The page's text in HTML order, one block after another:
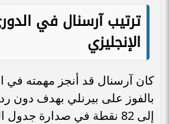
ترتيب آرسنال في
الإنجليزي
كان آرسنال قد أنجز مهمته في
بالفوز على بيرنلي بهدف دون
إلى 82 نقطة في صدارة